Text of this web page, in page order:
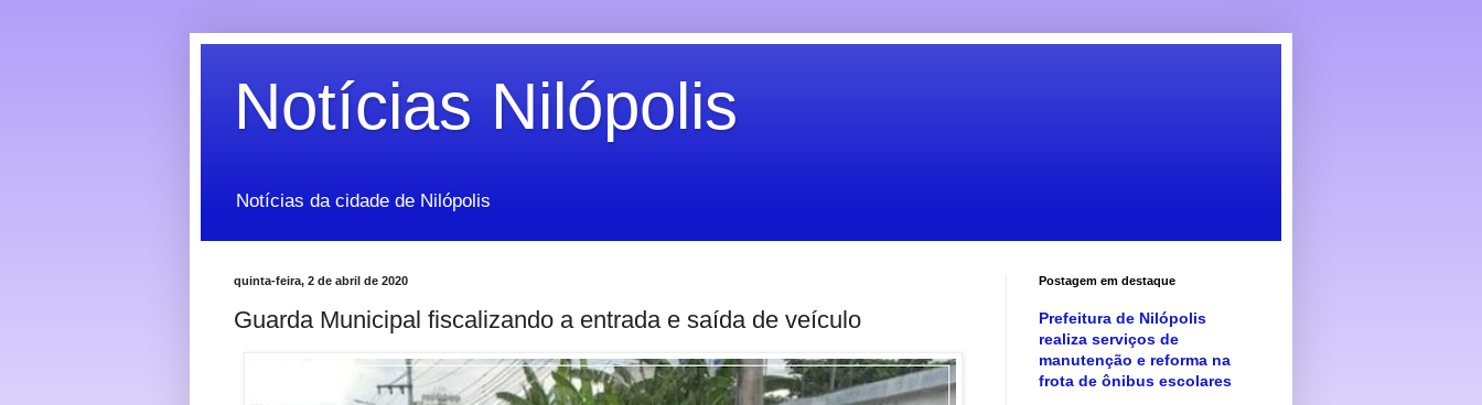
Notícias Nilópolis
Notícias da cidade de Nilópolis
quinta-feira, 2 de abril de 2020
Guarda Municipal fiscalizando a entrada e saída de veículo
Postagem em destaque
Prefeitura de Nilópolis
realiza serviços de
manutenção e reforma na
frota de ônibus escolares